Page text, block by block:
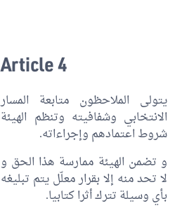
Article 4
يتولى الملاحظون متابعة المسار
الانتخابي وشفافيته وتنظم الهيئة
شروط اعتمادهم وإجراءاته.
و تضمن الهيئة ممارسة هذا الحق و
لا تحد منه إلا بقرار معلّل يتم تبليغه
بأي وسيلة تترك أثرا كتابيا.